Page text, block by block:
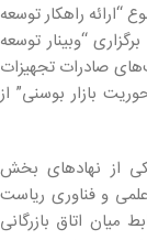
“ارائه راهکار توسعه
“وبینار توسعه
صادرات تجهیزات
بازار بوسنی” از
از نهادهای بخش
و فناوری ریاست
اتاق بازرگانی